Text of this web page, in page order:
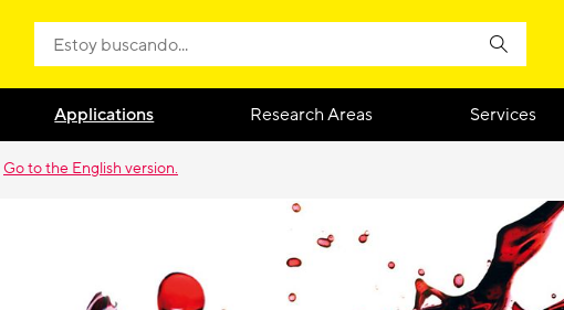
Applications Research Areas Services
Go to the English version.